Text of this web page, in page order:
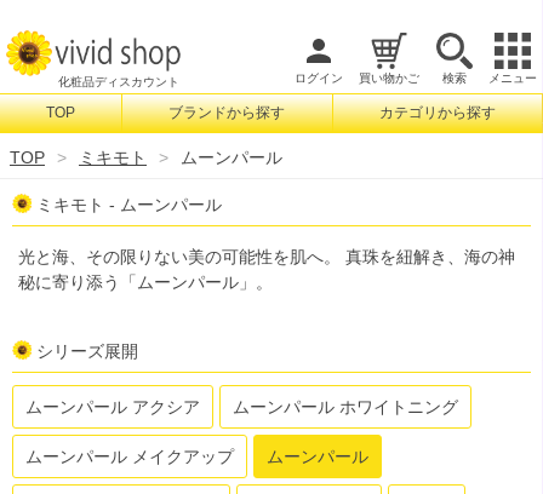
化粧品ディスカウント ログイン 買い物かご 検索 メニュー
検索
TOP ブランドから探す カテゴリから探す
TOP ミキモト ムーンパール
ミキモト - ムーンパール
光と海、その限りない美の可能性を肌へ。 真珠を紐解き、海の神
秘に寄り添う「ムーンパール」。
シリーズ展開
ムーンパール アクシア ムーンパール ホワイトニング
ムーンパール メイクアップ ムーンパール